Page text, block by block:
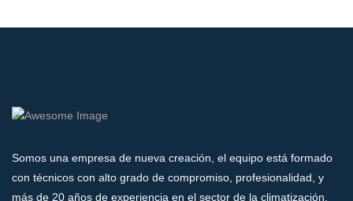
Somos una empresa de nueva creación, el equipo está formado
con técnicos con alto grado de compromiso, profesionalidad, y
más de 20 años de experiencia en el sector de la climatización.